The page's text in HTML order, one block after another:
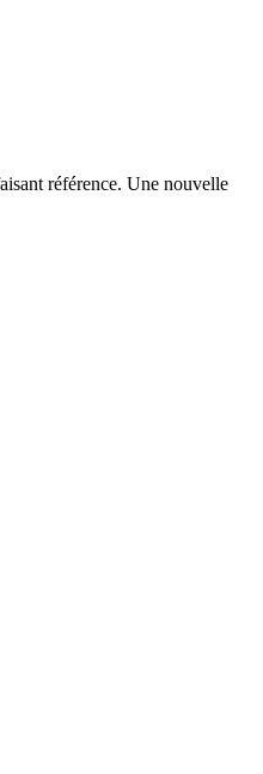
référence. Une nouvelle